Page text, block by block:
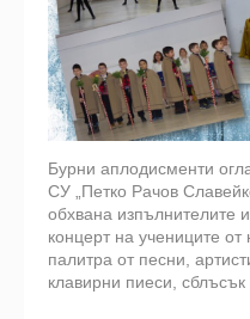
Бурни аплодисменти
СУ „Петко Рачов
обхвана изпълнителите
концерт на учениците
палитра от песни,
клавирни пиеси, сблъсък